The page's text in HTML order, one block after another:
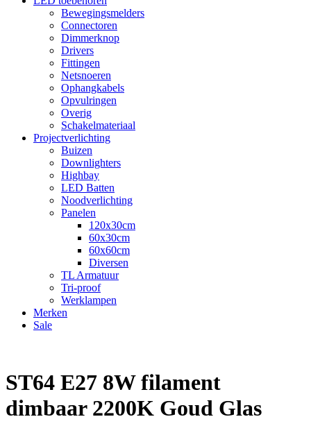
Bewegingsmelders
Connectoren
Dimmerknop
Drivers
Fittingen
Netsnoeren
Ophangkabels
Opvulringen
Overig
Schakelmateriaal
Projectverlichting
Buizen
Downlighters
Highbay
LED Batten
Noodverlichting
Panelen
120x30cm
60x30cm
60x60cm
Diversen
TL Armatuur
Tri-proof
Werklampen
Merken
Sale
ST64 E27 8W filament
dimbaar 2200K Goud Glas